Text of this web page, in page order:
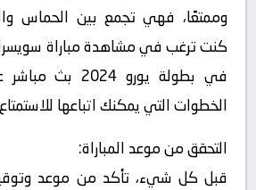
وممتعًا، فهي تجمع بين الحماس
كنت ترغب في مشاهدة مباراة سويسرا
في بطولة يورو
الخطوات التي يمكنك اتباعها للاستمتاع
التحقق من موعد المباراة:
قبل كل شيء، تأكد من موعد